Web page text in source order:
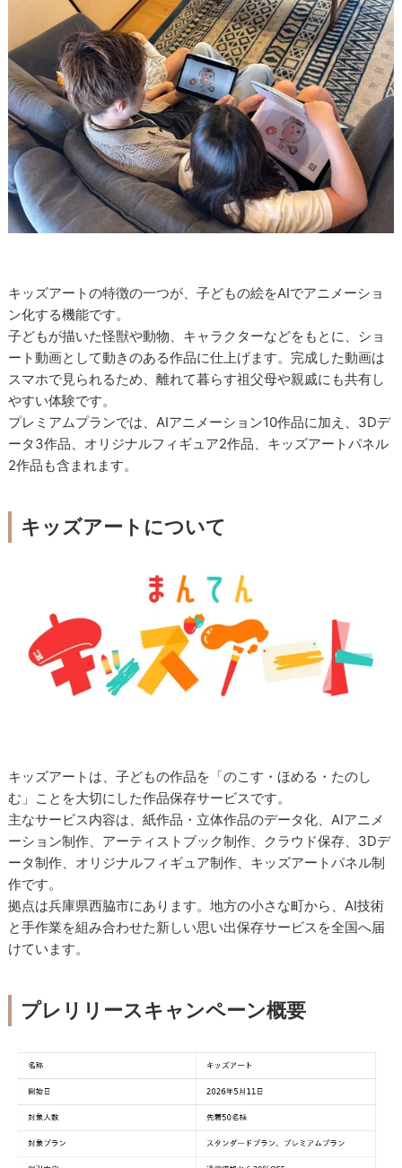
キッズアートの特徴の一つが、子どもの絵をAIでアニメーショ
ン化する機能です。
子どもが描いた怪獣や動物、キャラクターなどをもとに、ショ
ート動画として動きのある作品に仕上げます。完成した動画は
スマホで見られるため、離れて暮らす祖父母や親戚にも共有し
やすい体験です。
プレミアムプランでは、AIアニメーション10作品に加え、3Dデ
ータ3作品、オリジナルフィギュア2作品、キッズアートパネル
2作品も含まれます。
キッズアートについて
キッズアートは、子どもの作品を「のこす・ほめる・たのし
む」ことを大切にした作品保存サービスです。
主なサービス内容は、紙作品・立体作品のデータ化、AIアニメ
ーション制作、アーティストブック制作、クラウド保存、3Dデ
ータ制作、オリジナルフィギュア制作、キッズアートパネル制
作です。
拠点は兵庫県西脇市にあります。地方の小さな町から、AI技術
と手作業を組み合わせた新しい思い出保存サービスを全国へ届
けています。
プレリリースキャンペーン概要